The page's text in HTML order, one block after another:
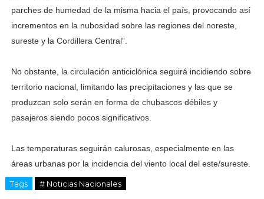
parches de humedad de la misma hacia el país, provocando así
incrementos en la nubosidad sobre las regiones del noreste,
sureste y la Cordillera Central”.
No obstante, la circulación anticiclónica seguirá incidiendo sobre
territorio nacional, limitando las precipitaciones y las que se
produzcan solo serán en forma de chubascos débiles y
pasajeros siendo pocos significativos.
Las temperaturas seguirán calurosas, especialmente en las
áreas urbanas por la incidencia del viento local del este/sureste.
Tags # Noticias Nacionales